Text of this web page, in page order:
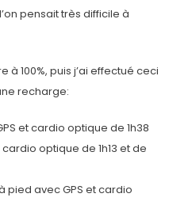
pensait très difficile à
100%, puis j’ai effectué ceci
recharge:
et cardio optique de 1h38
optique de 1h13 et de
pied avec GPS et cardio